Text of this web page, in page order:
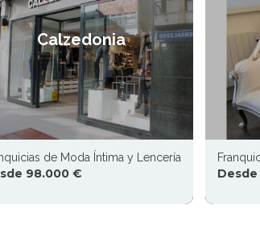
Calzedonia
de Moda Íntima y Lencería
98.000 €